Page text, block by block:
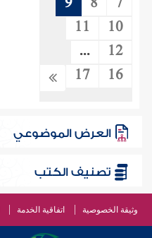
10
11
12
...
16
17
العرض الموضوعي
تصنيف الكتب
وثيقة الخصوصية اتفاقية الخدمة